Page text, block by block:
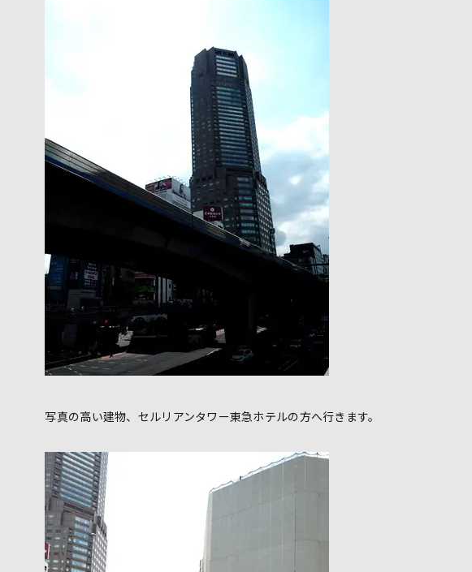
写真の高い建物、セルリアンタワー東急ホテルの方へ行きます。